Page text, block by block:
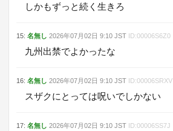
しかもずっと続く生きろ
15: 名無し 2026年07月02日 9:10 JST ID:00006S6Z0
九州出禁でよかったな
16: 名無し 2026年07月02日 9:10 JST ID:00006SRXV
スザクにとっては呪いでしかない
17: 名無し 2026年07月02日 9:10 JST ID:00006SS7J